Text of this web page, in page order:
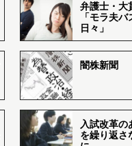
弁護士・大
「モラ夫
日々」
闇株新聞
入試改革の
を繰り返さ